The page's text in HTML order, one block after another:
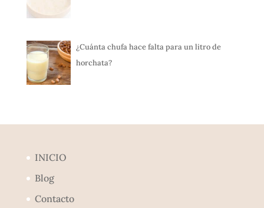
¿Cuánta chufa hace falta para un litro de
horchata?
INICIO
Blog
Contacto